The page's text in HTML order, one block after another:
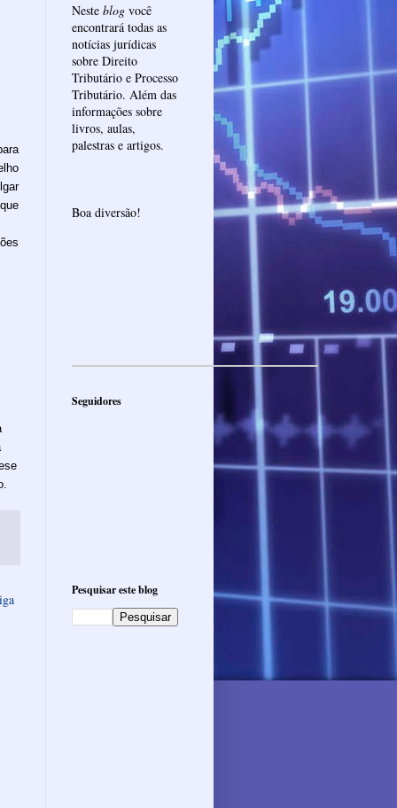
Neste blog você
encontrará todas as
notícias jurídicas
sobre Direito
Tributário e Processo
Tributário. Além das
informações sobre
livros, aulas,
palestras e artigos.
Boa diversão!
Seguidores
Pesquisar este blog